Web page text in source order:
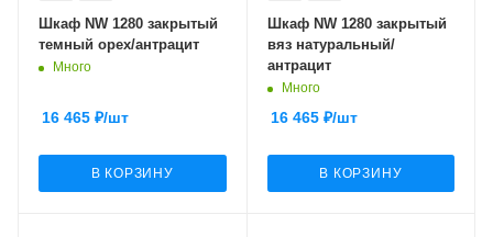
Шкаф NW 1280 закрытый
темный орех/антрацит
Много
16 465 ₽/шт
В КОРЗИНУ
Шкаф NW 1280 закрытый
вяз натуральный/
антрацит
Много
16 465₽/шт
В КОРЗИНУ